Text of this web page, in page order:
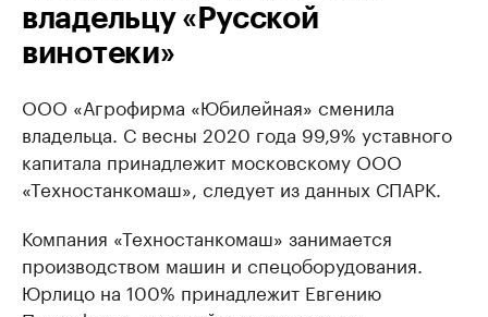
владельцу «Русской
винотеки»
ООО «Агрофирма «Юбилейная» сменила
владельца. С весны 2020 года 99,9% уставного
капитала принадлежит московскому ООО
«Техностанкомаш», следует из данных СПАРК.
Компания «Техностанкомаш» занимается
производством машин и спецоборудования.
Юрлицо на 100% принадлежит Евгению